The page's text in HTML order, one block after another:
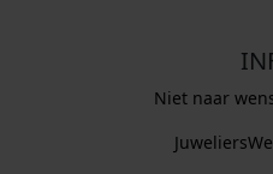
Niet naar